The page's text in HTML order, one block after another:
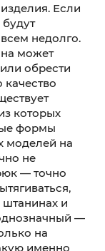
Если
недолго.
может
обрести
которых
формы
моделей на
не
— точно
штанинах и
—
на
именно